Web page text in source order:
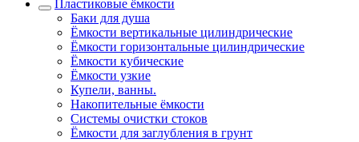
Пластиковые ёмкости
Баки для душа
Ёмкости вертикальные цилиндрические
Ёмкости горизонтальные цилиндрические
Ёмкости кубические
Ёмкости узкие
Купели, ванны.
Накопительные ёмкости
Системы очистки стоков
Ёмкости для заглубления в грунт